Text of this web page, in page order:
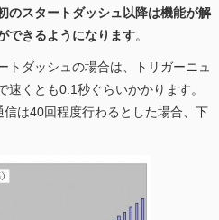
のスタートダッシュ以降は機能が解
できるようになります。
トダッシュの場合は、トリガーニュ
くとも0.1秒ぐらいかかります。
は40回程度行わるとした場合、下